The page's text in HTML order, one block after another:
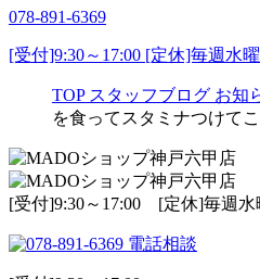
078-891-6369
[受付]9:30～17:00 [定休]毎週水
TOP スタッフブログ お知
を食ってスタミナつけてこ
[受付]9:30～17:00 [定休]毎週水
電話相談